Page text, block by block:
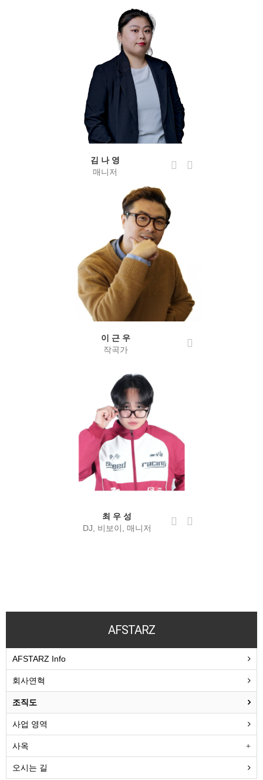
김 나 영
매니저
이 근 우
작곡가
최 우 성
DJ, 비보이, 매니저
AFSTARZ
AFSTARZ Info
회사연혁
조직도
사업 영역
사옥
오시는 길